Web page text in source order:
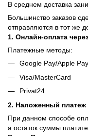
В среднем доставка
Большинство заказов
отправляются в тот же
1. Онлайн-оплата
Платежные методы:
Google Pay/Apple Pay
Visa/MasterCard
Privat24
2. Наложенный платеж
При данном способе
а остаток суммы